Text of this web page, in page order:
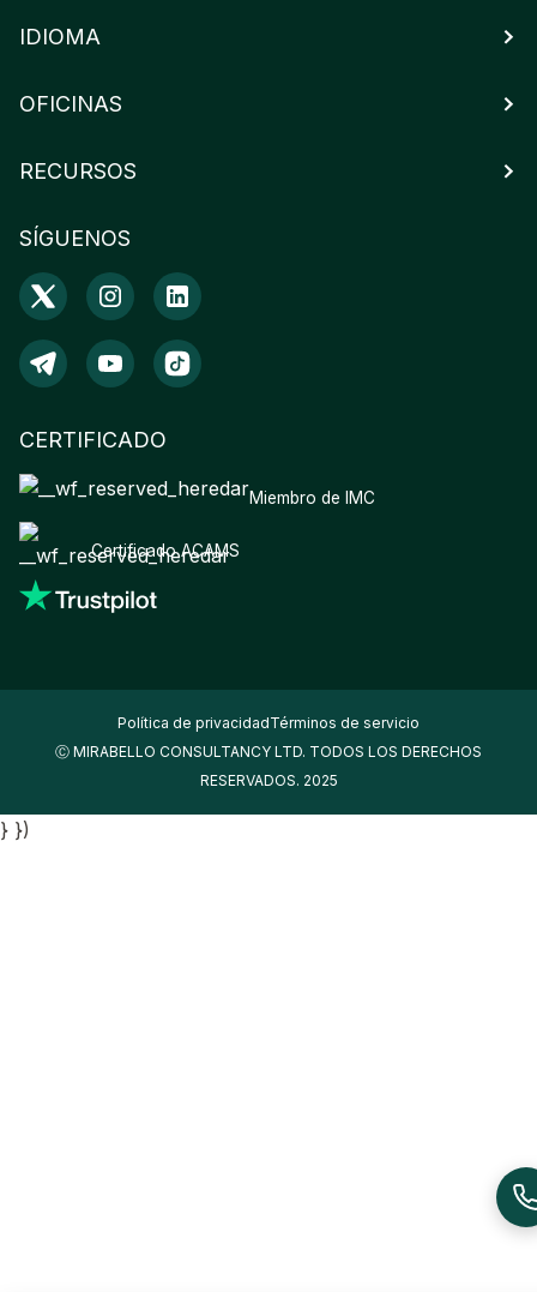
IDIOMA
SÍGUENOS
OFICINAS
RECURSOS
CERTIFICADO
Miembro de IMC
Certificado ACAMS
Política de privacidadTérminos de servicio
Ⓒ MIRABELLO CONSULTANCY LTD. TODOS LOS DERECHOS
RESERVADOS. 2025
} })